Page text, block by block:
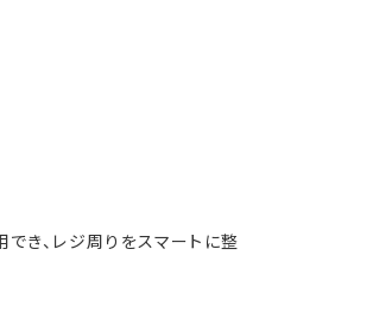
き、レジ周りをスマートに整